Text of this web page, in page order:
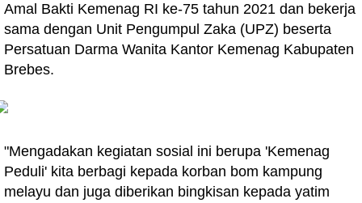
Amal Bakti Kemenag RI ke-75 tahun 2021 dan bekerja
sama dengan Unit Pengumpul Zaka (UPZ) beserta
Persatuan Darma Wanita Kantor Kemenag Kabupaten
Brebes.
"Mengadakan kegiatan sosial ini berupa 'Kemenag
Peduli' kita berbagi kepada korban bom kampung
melayu dan juga diberikan bingkisan kepada yatim